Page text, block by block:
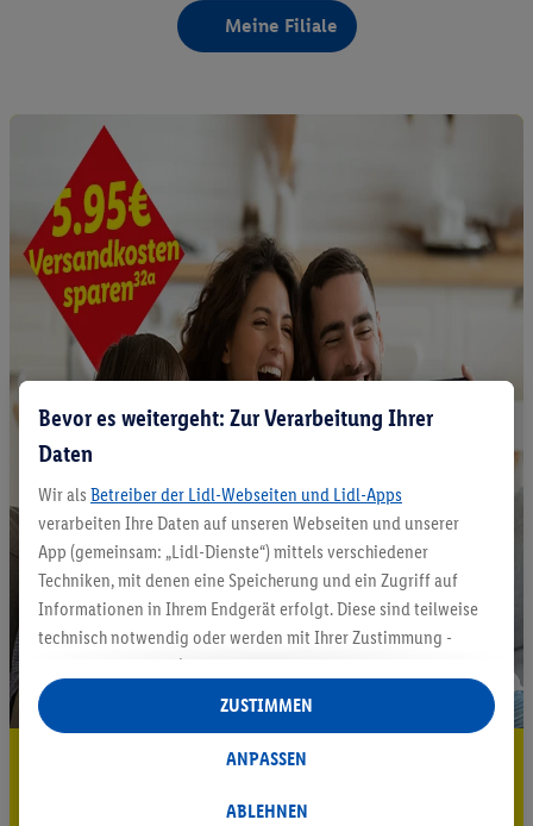
Meine Filiale
5.95 € Versand sparen³²ᵃ
Jetzt zum Newsletter anmelden
Bevor es weitergeht: Zur Verarbeitung Ihrer
Daten
Wir als Betreiber der Lidl-Webseiten und Lidl-Apps
verarbeiten Ihre Daten auf unseren Webseiten und unserer
App (gemeinsam: „Lidl-Dienste“) mittels verschiedener
Techniken, mit denen eine Speicherung und ein Zugriff auf
Informationen in Ihrem Endgerät erfolgt. Diese sind teilweise
technisch notwendig oder werden mit Ihrer Zustimmung -
auch durch Partner (u.a.
Verantwortliche; im Zusammenhang mit dem IAB TCF
insgesamt
Statistik-Erstellung oder für personalisierte Werbung
Datenverarbeitungen für personalisierte Werbung werden
ABLEHNEN
ANPASSEN
ZUSTIMMEN